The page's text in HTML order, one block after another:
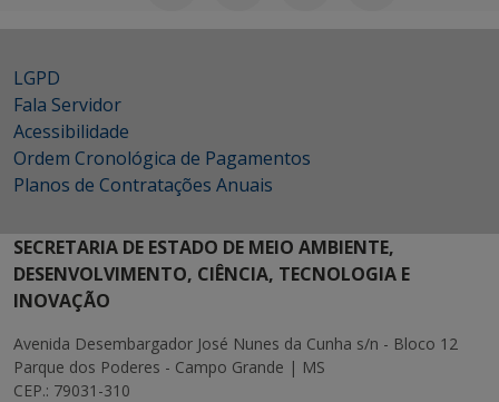
LGPD
Fala Servidor
Acessibilidade
Ordem Cronológica de Pagamentos
Planos de Contratações Anuais
SECRETARIA DE ESTADO DE MEIO AMBIENTE,
DESENVOLVIMENTO, CIÊNCIA, TECNOLOGIA E
INOVAÇÃO
Avenida Desembargador José Nunes da Cunha s/n - Bloco 12
Parque dos Poderes - Campo Grande | MS
CEP.: 79031-310